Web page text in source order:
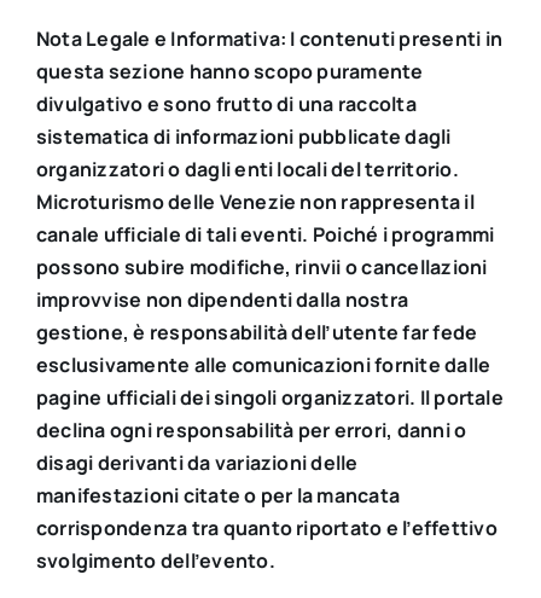
Nota Legale e Informativa: I contenuti presenti in
questa sezione hanno scopo puramente
divulgativo e sono frutto di una raccolta
sistematica di informazioni pubblicate dagli
organizzatori o dagli enti locali del territorio.
Microturismo delle Venezie non rappresenta il
canale ufficiale di tali eventi. Poiché i programmi
possono subire modifiche, rinvii o cancellazioni
improvvise non dipendenti dalla nostra
gestione, è responsabilità dell’utente far fede
esclusivamente alle comunicazioni fornite dalle
pagine ufficiali dei singoli organizzatori. Il portale
declina ogni responsabilità per errori, danni o
disagi derivanti da variazioni delle
manifestazioni citate o per la mancata
corrispondenza tra quanto riportato e l’effettivo
svolgimento dell’evento.